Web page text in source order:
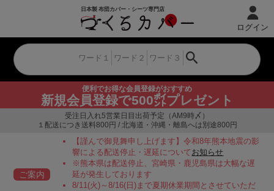
便利でお得な会員登録がおすすめ
新規会員登録で500㌽プレゼント
ログイン
受注日入れ5営業日目出荷予定（AM9時〆）
１配送につき送料800円 / 北海道・沖縄・離島へは別途800円
ご案内
【謹んで御見舞申し上げます】令和8年熊本地震の影
響による配送停止・遅延についてお知らせ
※熊本県は配送停止、宮崎県・鹿児島県は大幅な遅
延が発生しております
8/11(火)～8/16(日)まで夏期休業期間とさせていただ